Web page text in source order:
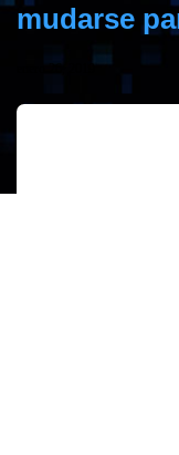
mudarse